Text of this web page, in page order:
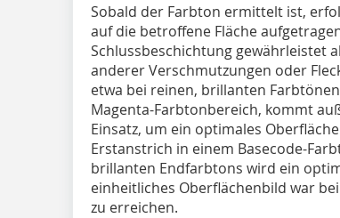
Sobald der Farbton ermittelt ist,
auf die betroffene Fläche
Schlussbeschichtung gewährleistet
anderer Verschmut­zungen oder
etwa bei reinen, brillanten
Magenta-Farbtonbereich, kommt
Einsatz, um ein optimales
Erstanstrich in einem Basecode-
brillanten Endfarbtons wird ein
einheitliches Oberflächenbild war
zu erreichen.